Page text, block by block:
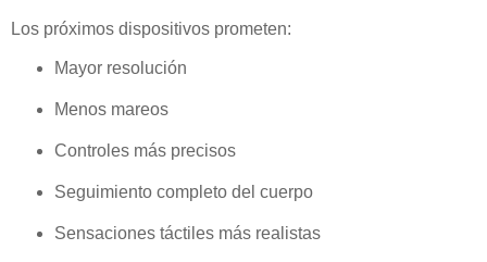
Los próximos dispositivos prometen:
Mayor resolución
Menos mareos
Controles más precisos
Seguimiento completo del cuerpo
Sensaciones táctiles más realistas